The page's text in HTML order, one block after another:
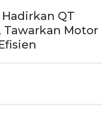
QT
Tawarkan Motor